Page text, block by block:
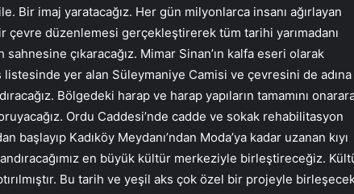
Bir imaj yaratacağız. Her gün milyonlarca insanı ağırlayan
çevre düzenlemesi gerçekleştirerek tüm tarihi yarımadanı
çıkaracağız. Mimar Sinan’ın kalfa eseri olarak
yer alan Süleymaniye Camisi ve çevresini de adına
Bölgedeki harap ve harap yapıların tamamını
Ordu Caddesi’nde cadde ve sokak rehabilitasyon
başlayıp Kadıköy Meydanı’ndan Moda’ya kadar uzanan kıyı
en büyük kültür merkeziyle birleştireceğiz.
Bu tarih ve yeşil aks çok özel bir projeyle